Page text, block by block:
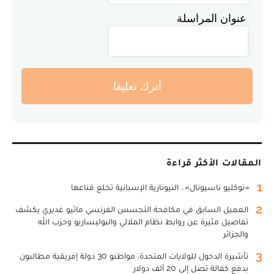
عنوان المراسلة
أترك تعليقا
المقالات الأكثر قراءة
1 «نوكليو ناسيونال».. النيونازية الإسبانية تخلع قناعها
2
العميل السابق في مكافحة التجسس الفرنسي ماثيو غديري يكشف
تفاصيل مثيرة عن روابط نظام الملالي والبوليساريو وحزب الله
والجزائر
3
تأشيرة الدخول للولايات المتحدة: مواطنو 30 دولة إفريقية مطالبون
بدفع كفالة تصل إلى 20 ألف دولار